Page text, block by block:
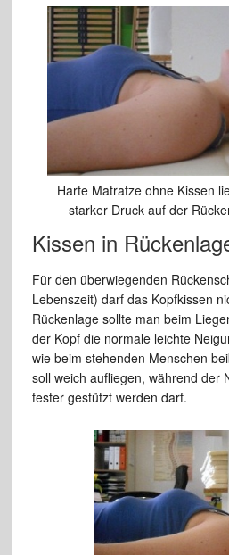
Harte Matratze ohne Kissen
starker Druck auf der
Kissen in
Für den überwiegenden
Lebenszeit) darf das Kopfkissen
Rückenlage sollte man beim
der Kopf die normale leichte
wie beim stehenden Menschen
soll weich aufliegen, während der
fester gestützt werden darf.